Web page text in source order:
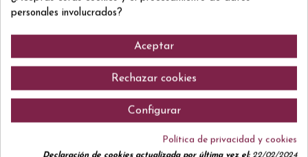
Comentarios (0)
No hay reseñas de clientes en este momento.
personales involucrados?
Aceptar
Rechazar cookies
Configurar
Política de privacidad y cookies